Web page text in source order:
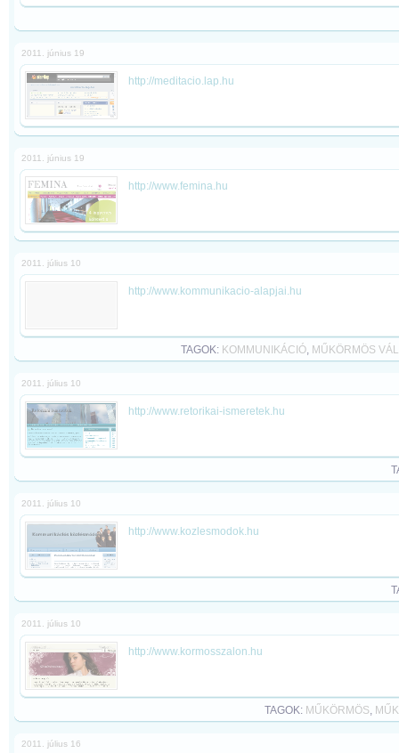
2011. június 19
http://meditacio.lap.hu
2011. június 19
http://www.femina.hu
2011. július 10
http://www.kommunikacio-alapjai.hu
TAGOK: KOMMUNIKÁCIÓ, MŰKÖRMÖS
2011. július 10
http://www.retorikai-ismeretek.hu
2011. július 10
http://www.kozlesmodok.hu
2011. július 10
http://www.kormosszalon.hu
TAGOK: MŰKÖRMÖS,
2011. július 16